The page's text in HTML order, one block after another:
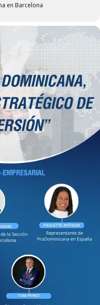
en Barcelona